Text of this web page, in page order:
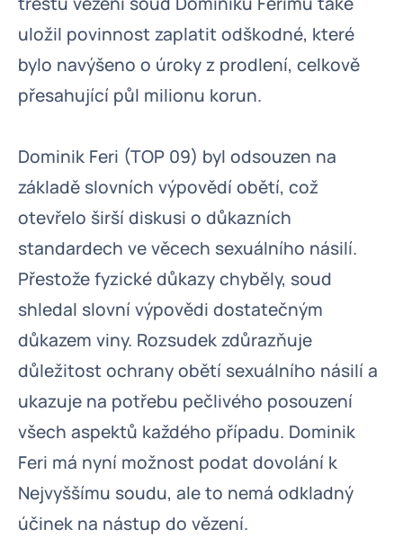
uložil povinnost zaplatit odškodné, které
bylo navýšeno o úroky z prodlení, celkově
přesahující půl milionu korun.
Dominik Feri (TOP 09) byl odsouzen na
základě slovních výpovědí obětí, což
otevřelo širší diskusi o důkazních
standardech ve věcech sexuálního násilí.
Přestože fyzické důkazy chyběly, soud
shledal slovní výpovědi dostatečným
důkazem viny. Rozsudek zdůrazňuje
důležitost ochrany obětí sexuálního násilí a
ukazuje na potřebu pečlivého posouzení
všech aspektů každého případu. Dominik
Feri má nyní možnost podat dovolání k
Nejvyššímu soudu, ale to nemá odkladný
účinek na nástup do vězení.